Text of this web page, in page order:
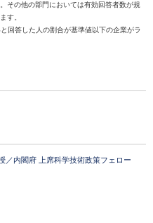
その他の部門においては有効回答者数が規
す。
回答した人の割合が基準値以下の企業がラ
／内閣府 上席科学技術政策フェロー